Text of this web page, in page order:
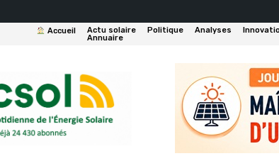
Accueil Actu solaire Politique Analyses
Annuaire